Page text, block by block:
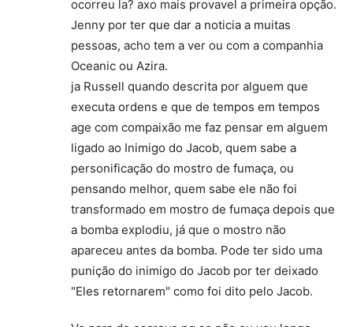
ocorreu la? axo mais provavel a primeira opção.
Jenny por ter que dar a noticia a muitas
pessoas, acho tem a ver ou com a companhia
Oceanic ou Azira.
ja Russell quando descrita por alguem que
executa ordens e que de tempos em tempos
age com compaixão me faz pensar em alguem
ligado ao Inimigo do Jacob, quem sabe a
personificação do mostro de fumaça, ou
pensando melhor, quem sabe ele não foi
transformado em mostro de fumaça depois que
a bomba explodiu, já que o mostro não
apareceu antes da bomba. Pode ter sido uma
punição do inimigo do Jacob por ter deixado
"Eles retornarem" como foi dito pelo Jacob.